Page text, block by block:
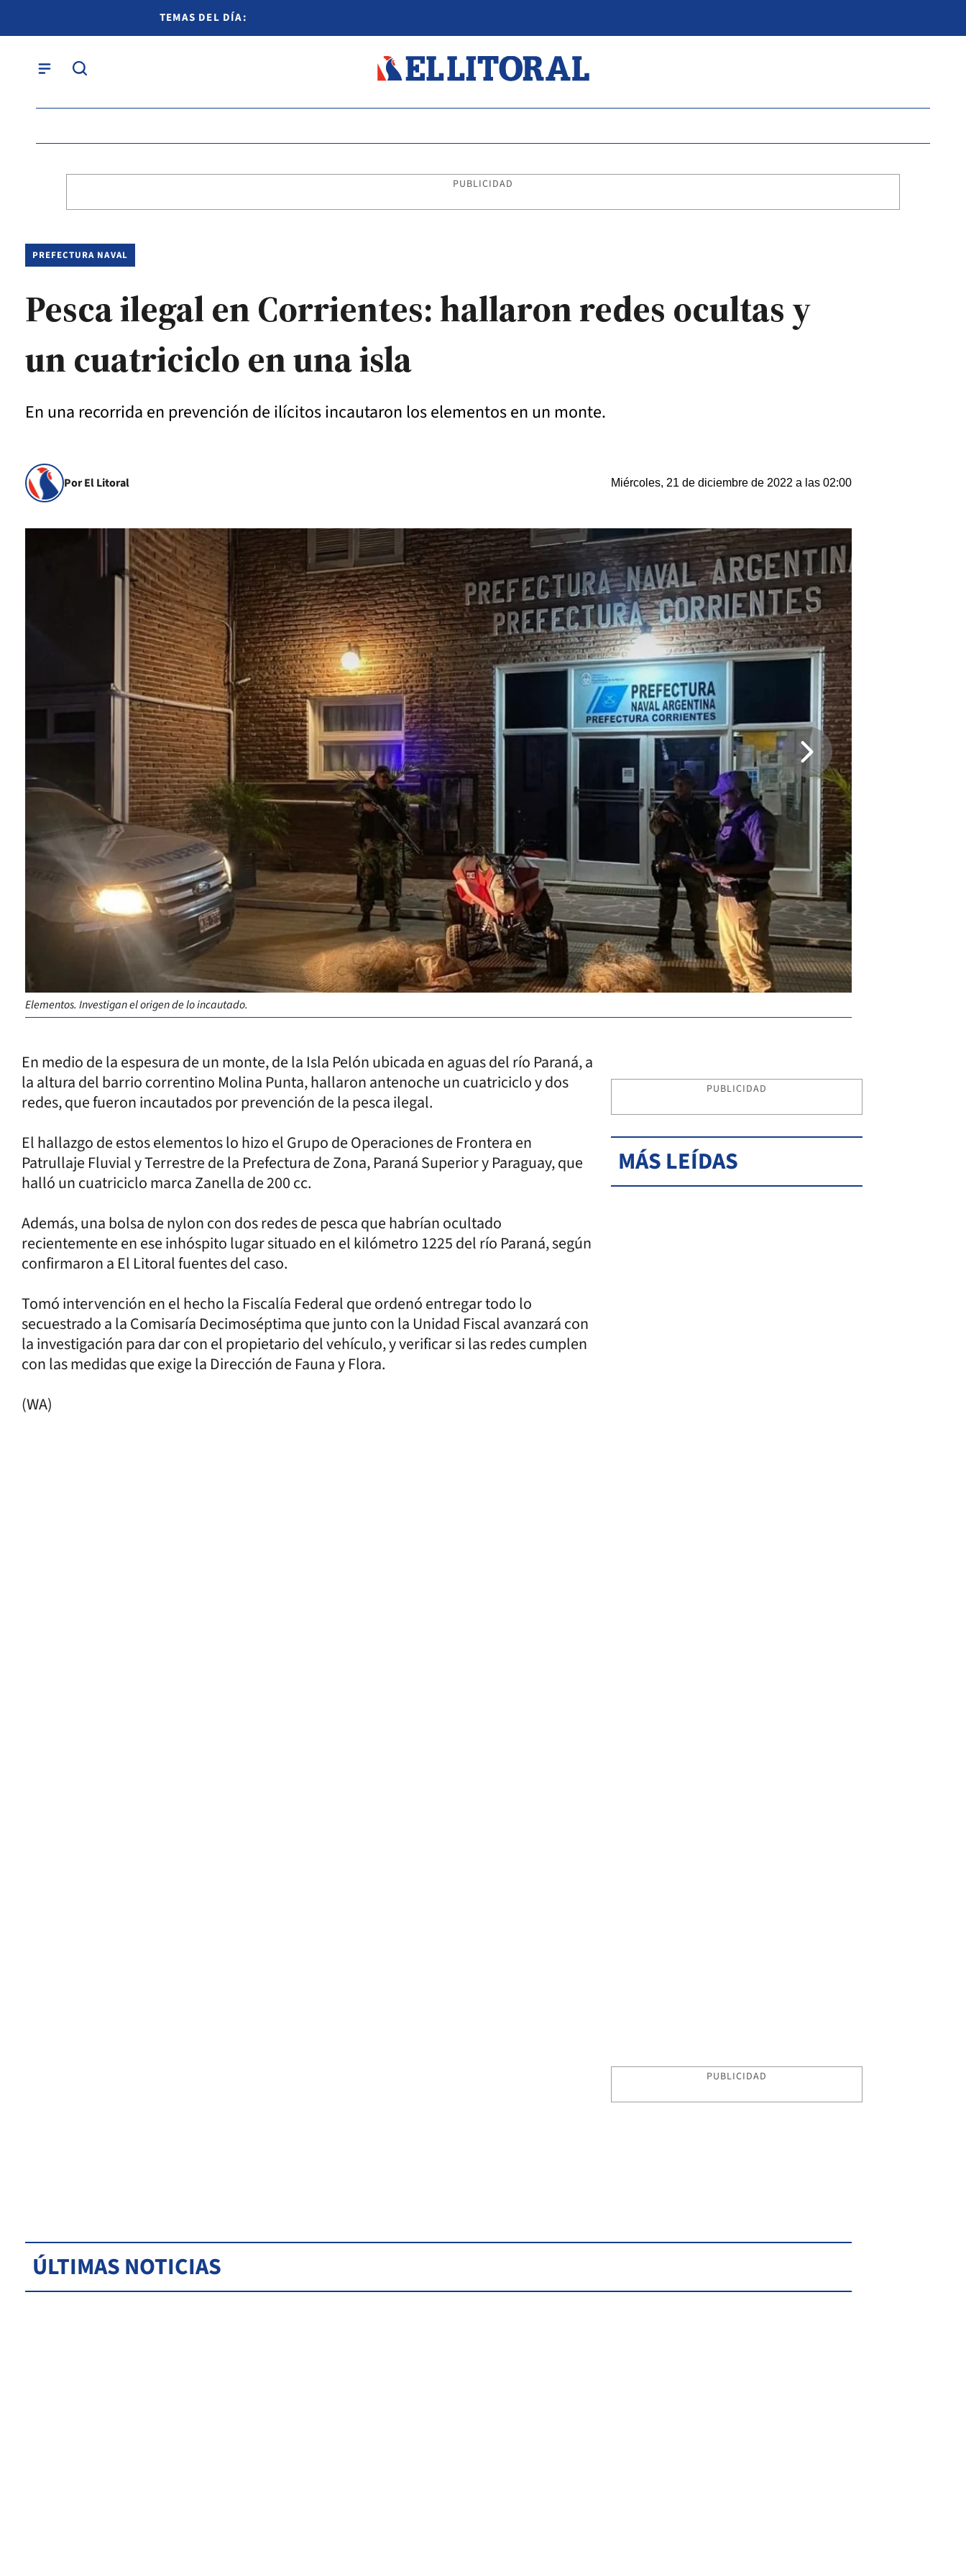
TEMAS DEL DÍA:
PUBLICIDAD
PREFECTURA NAVAL
Pesca ilegal en Corrientes: hallaron redes ocultas y
un cuatriciclo en una isla
En una recorrida en prevención de ilícitos incautaron los elementos en un monte.
Por El Litoral Miércoles, 21 de diciembre de 2022 a las 02:00
Elementos. Investigan el origen de lo incautado.
En medio de la espesura de un monte, de la Isla Pelón ubicada en aguas del río Paraná, a
la altura del barrio correntino Molina Punta, hallaron antenoche un cuatriciclo y dos
redes, que fueron incautados por prevención de la pesca ilegal.
El hallazgo de estos elementos lo hizo el Grupo de Operaciones de Frontera en
Patrullaje Fluvial y Terrestre de la Prefectura de Zona, Paraná Superior y Paraguay, que
halló un cuatriciclo marca Zanella de 200 cc.
Además, una bolsa de nylon con dos redes de pesca que habrían ocultado
recientemente en ese inhóspito lugar situado en el kilómetro 1225 del río Paraná, según
confirmaron a El Litoral fuentes del caso.
Tomó intervención en el hecho la Fiscalía Federal que ordenó entregar todo lo
secuestrado a la Comisaría Decimoséptima que junto con la Unidad Fiscal avanzará con
la investigación para dar con el propietario del vehículo, y verificar si las redes cumplen
con las medidas que exige la Dirección de Fauna y Flora.
(WA)
PUBLICIDAD
MÁS LEÍDAS
PUBLICIDAD
ÚLTIMAS NOTICIAS